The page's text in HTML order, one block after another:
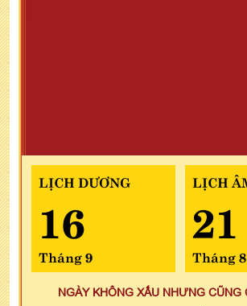
LỊCH DƯƠNG
16
Tháng 9
LỊCH
21
Tháng 8
NGÀY KHÔNG XẤU NHƯNG CŨNG